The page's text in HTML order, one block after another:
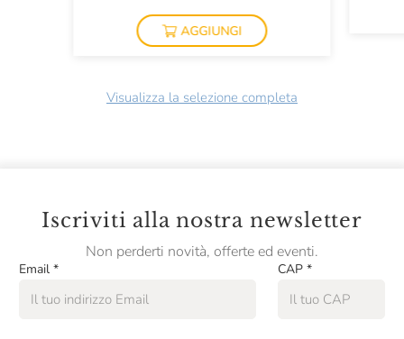
AGGIUNGI
Visualizza la selezione completa
Iscriviti alla nostra newsletter
Non perderti novità, offerte ed eventi.
Email * CAP *